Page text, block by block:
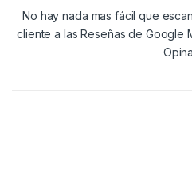
No hay nada mas fácil que
cliente a las Reseñas de Google
Opina